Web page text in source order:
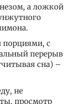
а ложкой
порциями, с
перерыв
сна) –
не
просмотр